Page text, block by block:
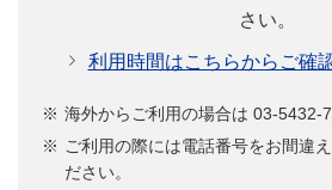
さい。
利用時間はこちらからご確
海外からご利用の場合は 03-5432-
ご利用の際には電話番号をお間違
ださい。